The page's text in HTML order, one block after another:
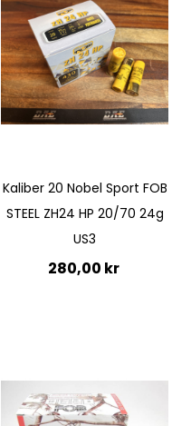
Quickview
Kaliber 20 Nobel Sport FOB
STEEL ZH24 HP 20/70 24g
US3
280,00 kr